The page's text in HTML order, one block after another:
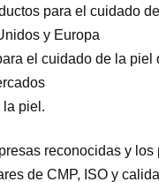
para el cuidado
y Europa
el cuidado de la piel
la piel.
reconocidas y
de CMP, ISO y